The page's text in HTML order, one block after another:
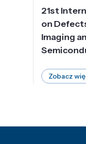
21st
on
Imaging
Zobacz